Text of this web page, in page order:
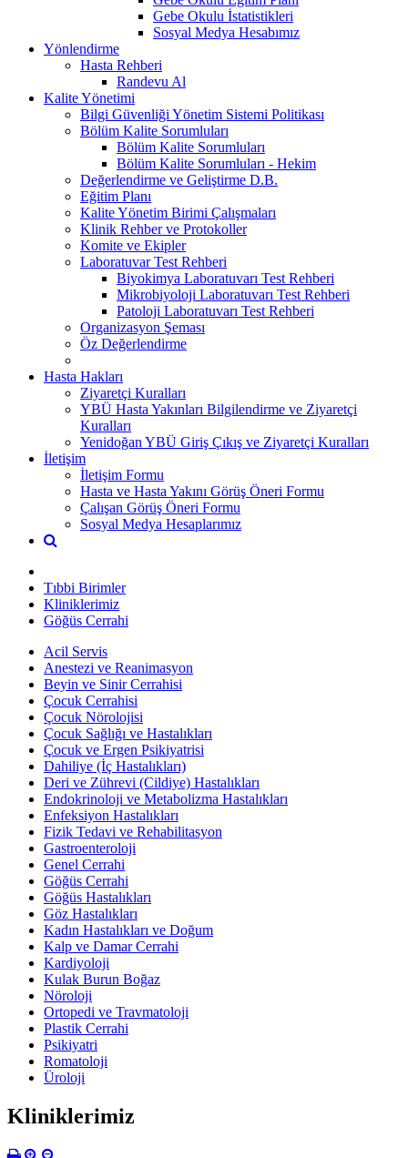
Gebe Okulu İstatistikleri
Sosyal Medya Hesabımız
Yönlendirme
Hasta Rehberi
Randevu Al
Kalite Yönetimi
Bilgi Güvenliği Yönetim Sistemi Politikası
Bölüm Kalite Sorumluları
Bölüm Kalite Sorumluları
Bölüm Kalite Sorumluları - Hekim
Değerlendirme ve Geliştirme D.B.
Eğitim Planı
Kalite Yönetim Birimi Çalışmaları
Klinik Rehber ve Protokoller
Komite ve Ekipler
Laboratuvar Test Rehberi
Biyokimya Laboratuvarı Test Rehberi
Mikrobiyoloji Laboratuvarı Test Rehberi
Patoloji Laboratuvarı Test Rehberi
Organizasyon Şeması
Öz Değerlendirme
Hasta Hakları
Ziyaretçi Kuralları
YBÜ Hasta Yakınları Bilgilendirme ve Ziyaretçi
Kuralları
Yenidoğan YBÜ Giriş Çıkış ve Ziyaretçi Kuralları
İletişim
İletişim Formu
Hasta ve Hasta Yakını Görüş Öneri Formu
Çalışan Görüş Öneri Formu
Sosyal Medya Hesaplarımız
Tıbbi Birimler
Kliniklerimiz
Göğüs Cerrahi
Acil Servis
Anestezi ve Reanimasyon
Beyin ve Sinir Cerrahisi
Çocuk Cerrahisi
Çocuk Nörolojisi
Çocuk Sağlığı ve Hastalıkları
Çocuk ve Ergen Psikiyatrisi
Dahiliye (İç Hastalıkları)
Deri ve Zührevi (Cildiye) Hastalıkları
Endokrinoloji ve Metabolizma Hastalıkları
Enfeksiyon Hastalıkları
Fizik Tedavi ve Rehabilitasyon
Gastroenteroloji
Genel Cerrahi
Göğüs Cerrahi
Göğüs Hastalıkları
Göz Hastalıkları
Kadın Hastalıkları ve Doğum
Kalp ve Damar Cerrahi
Kardiyoloji
Kulak Burun Boğaz
Nöroloji
Ortopedi ve Travmatoloji
Plastik Cerrahi
Psikiyatri
Romatoloji
Üroloji
Kliniklerimiz